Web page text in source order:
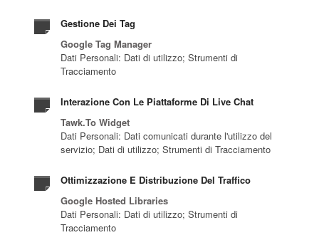
Gestione Dei Tag
Google Tag Manager
Dati Personali: Dati di utilizzo; Strumenti di
Tracciamento
Interazione Con Le Piattaforme Di Live Chat
Tawk.to Widget
Dati Personali: Dati comunicati durante l'utilizzo del
servizio; Dati di utilizzo; Strumenti di Tracciamento
Ottimizzazione E Distribuzione Del Traffico
Google Hosted Libraries
Dati Personali: Dati di utilizzo; Strumenti di
Tracciamento